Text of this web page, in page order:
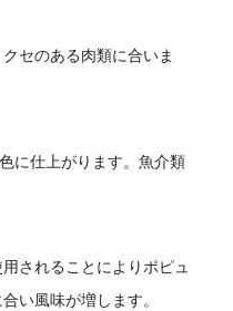
セのある肉類に合いま
に仕上がります。魚介類
されることによりポピュ
い風味が増します。